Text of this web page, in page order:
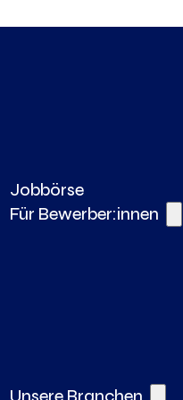
Jobbörse
Für Bewerber:innen